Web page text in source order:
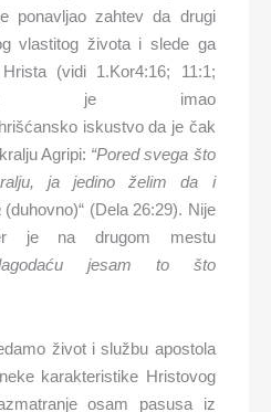
ponavljao zahtev da drugi
vlastitog života i slede ga
(vidi 1.Kor4:16; 11:1;
On je imao
iskustvo da je čak
Agripi: “Pored svega što
ja jedino želim da i
(duhovno)“ (Dela 26:29). Nije
je na drugom mestu
ću jesam to što
život i službu apostola
karakteristike Hristovog
osam pasusa iz